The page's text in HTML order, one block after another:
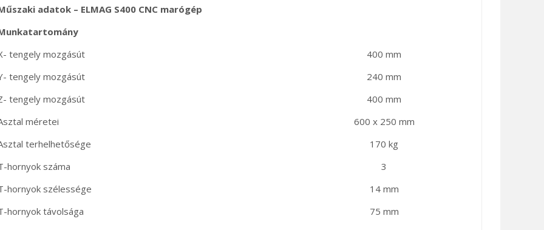
adatok – ELMAG S400 CNC marógép
tengely mozgásút
400 mm
tengely mozgásút
240 mm
tengely mozgásút
400 mm
méretei
600 x 250 mm
terhelhetősége
170 kg
hornyok száma
3
hornyok szélessége
14 mm
hornyok távolsága
75 mm